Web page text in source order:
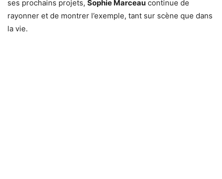
ses prochains projets, Sophie Marceau continue de
rayonner et de montrer l’exemple, tant sur scène que dans
la vie.